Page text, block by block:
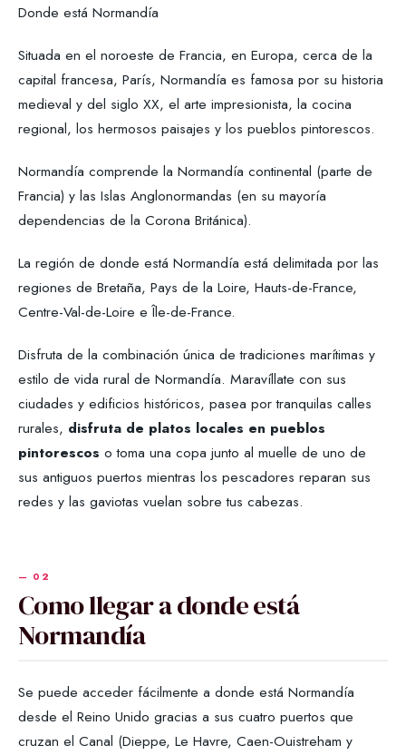
Donde está Normandía
Situada en el noroeste de Francia, en Europa, cerca de la
capital francesa, París, Normandía es famosa por su historia
medieval y del siglo XX, el arte impresionista, la cocina
regional, los hermosos paisajes y los pueblos pintorescos.
Normandía comprende la Normandía continental (parte de
Francia) y las Islas Anglonormandas (en su mayoría
dependencias de la Corona Británica).
La región de donde está Normandía está delimitada por las
regiones de Bretaña, Pays de la Loire, Hauts-de-France,
Centre-Val-de-Loire e Île-de-France.
Disfruta de la combinación única de tradiciones marítimas y
estilo de vida rural de Normandía. Maravíllate con sus
ciudades y edificios históricos, pasea por tranquilas calles
rurales, disfruta de platos locales en pueblos
pintorescos o toma una copa junto al muelle de uno de
sus antiguos puertos mientras los pescadores reparan sus
redes y las gaviotas vuelan sobre tus cabezas.
Como llegar a donde está
Normandía
Se puede acceder fácilmente a donde está Normandía
desde el Reino Unido gracias a sus cuatro puertos que
cruzan el Canal (Dieppe, Le Havre, Caen-Ouistreham y